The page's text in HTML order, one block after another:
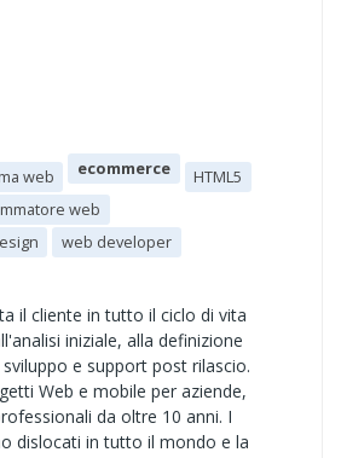
web ecommerce
HTML5
web
web developer
il cliente in tutto il ciclo di vita
iniziale, alla definizione
e support post rilascio.
Web e mobile per aziende,
da oltre 10 anni. I
dislocati in tutto il mondo e la